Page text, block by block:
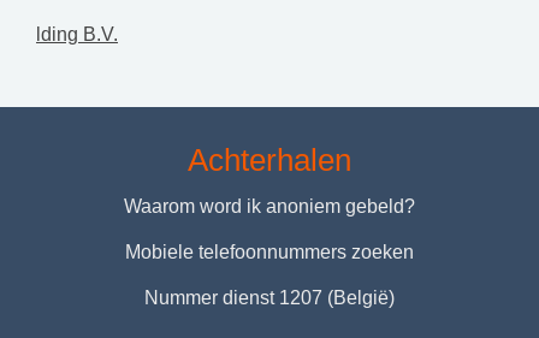
lding B.V.
Achterhalen
Waarom word ik anoniem gebeld?
Mobiele telefoonnummers zoeken
Nummer dienst 1207 (België)